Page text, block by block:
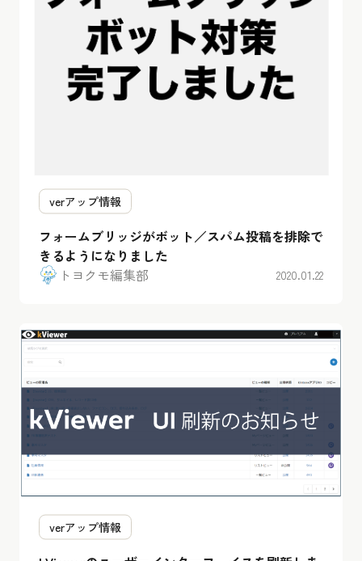
verアップ情報
フォームブリッジがボット／スパム投稿を排除で
きるようになりました
トヨクモ編集部
2020.01.22
verアップ情報